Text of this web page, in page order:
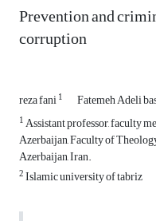
Prevention and
corruption
reza fani1 Fatemeh Adeli
1Assistant professor, faculty
Azerbaijan, Faculty of
Azerbaijan, Iran.
2Islamic university of tabriz